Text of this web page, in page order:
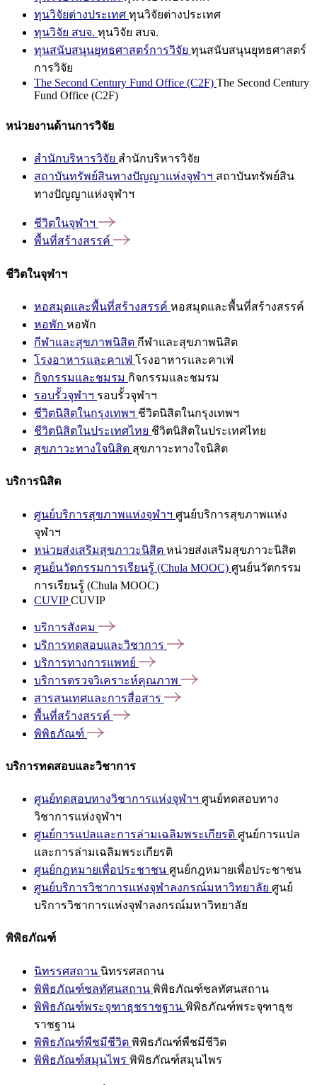
ทุนวิจัยต่างประเทศ ทุนวิจัยต่างประเทศ
ทุนวิจัย สบจ. ทุนวิจัย สบจ.
ทุนสนับสนุนยุทธศาสตร์การวิจัย ทุนสนับสนุนยุทธศาสตร์
การวิจัย
The Second Century Fund Office (C2F) The Second Century
Fund Office (C2F)
หน่วยงานด้านการวิจัย
สำนักบริหารวิจัย สำนักบริหารวิจัย
สถาบันทรัพย์สินทางปัญญาแห่งจุฬาฯ สถาบันทรัพย์สิน
ทางปัญญาแห่งจุฬาฯ
ชีวิตในจุฬาฯ
พื้นที่สร้างสรรค์
ชีวิตในจุฬาฯ
หอสมุดและพื้นที่สร้างสรรค์ หอสมุดและพื้นที่สร้างสรรค์
หอพัก หอพัก
กีฬาและสุขภาพนิสิต กีฬาและสุขภาพนิสิต
โรงอาหารและคาเฟ่ โรงอาหารและคาเฟ่
กิจกรรมและชมรม กิจกรรมและชมรม
รอบรั้วจุฬาฯ รอบรั้วจุฬาฯ
ชีวิตนิสิตในกรุงเทพฯ ชีวิตนิสิตในกรุงเทพฯ
ชีวิตนิสิตในประเทศไทย ชีวิตนิสิตในประเทศไทย
สุขภาวะทางใจนิสิต สุขภาวะทางใจนิสิต
บริการนิสิต
ศูนย์บริการสุขภาพแห่งจุฬาฯ ศูนย์บริการสุขภาพแห่ง
จุฬาฯ
หน่วยส่งเสริมสุขภาวะนิสิต หน่วยส่งเสริมสุขภาวะนิสิต
ศูนย์นวัตกรรมการเรียนรู้ (Chula MOOC) ศูนย์นวัตกรรม
การเรียนรู้ (Chula MOOC)
CUVIPCUVIP
บริการสังคม
บริการทดสอบและวิชาการ
บริการทางการแพทย์
บริการตรวจวิเคราะห์คุณภาพ
สารสนเทศและการสื่อสาร
พื้นที่สร้างสรรค์
พิพิธภัณฑ์
บริการทดสอบและวิชาการ
ศูนย์ทดสอบทางวิชาการแห่งจุฬาฯ ศูนย์ทดสอบทาง
วิชาการแห่งจุฬาฯ
ศูนย์การแปลและการล่ามเฉลิมพระเกียรติ ศูนย์การแปล
และการล่ามเฉลิมพระเกียรติ
ศูนย์กฎหมายเพื่อประชาชน ศูนย์กฎหมายเพื่อประชาชน
ศูนย์บริการวิชาการแห่งจุฬาลงกรณ์มหาวิทยาลัย ศูนย์
บริการวิชาการแห่งจุฬาลงกรณ์มหาวิทยาลัย
พิพิธภัณฑ์
นิทรรศสถาน นิทรรศสถาน
พิพิธภัณฑ์ชลทัศนสถาน พิพิธภัณฑ์ชลทัศนสถาน
พิพิธภัณฑ์พระจุฑาธุชราชฐาน พิพิธภัณฑ์พระจุฑาธุช
ราชฐาน
พิพิธภัณฑ์พืชมีชีวิต พิพิธภัณฑ์พืชมีชีวิต
พิพิธภัณฑ์สมุนไพร พิพิธภัณฑ์สมุนไพร